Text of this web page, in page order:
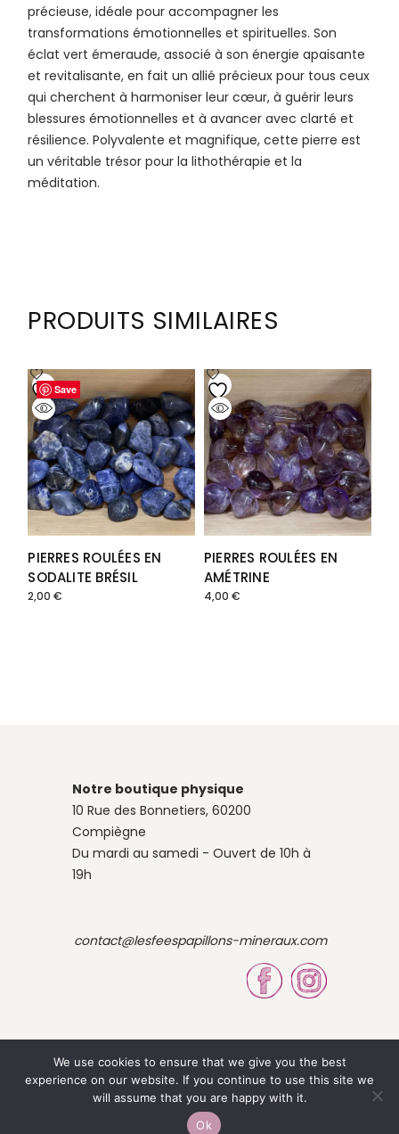
précieuse, idéale pour accompagner les
transformations émotionnelles et spirituelles. Son
éclat vert émeraude, associé à son énergie apaisante
et revitalisante, en fait un allié précieux pour tous ceux
qui cherchent à harmoniser leur cœur, à guérir leurs
blessures émotionnelles et à avancer avec clarté et
résilience. Polyvalente et magnifique, cette pierre est
un véritable trésor pour la lithothérapie et la
méditation.
PRODUITS SIMILAIRES
Save
PIERRES ROULÉES EN
SODALITE BRÉSIL
2,00€
Save
PIERRES ROULÉES EN
AMÉTRINE
4,00 €
Notre boutique physique
10 Rue des Bonnetiers, 60200
Compiègne
Du mardi au samedi - Ouvert de 10h à
19h
contact@lesfeespapillons-mineraux.com
© 2023 Site by Louise OBÉ
We use cookies to ensure that we give you the best
experience on our website. If you continue to use this site we
will assume that you are happy with it.
Ok